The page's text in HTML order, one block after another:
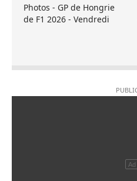
Photos - GP de Hongrie
de F1 2026 - Vendredi